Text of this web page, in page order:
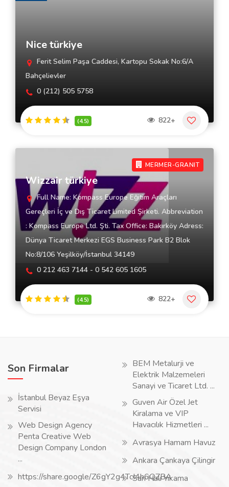
Nice türkiye
Ferit Selim Paşa Caddesi, Kartopu Sokak No:6/A
Bahçelievler
0 (212) 505 5758
(4.5) 822+
MERMER-GRANIT
Wizzair türkiye
Full Name: Kompass Europe Eğitim Araçları
Gereçleri İç ve Dış Ticaret Limited Şirketi. Abbreviation
: Kompass Europe Ltd. Şti. Tax Office: Bakırköy Adress:
Dünya Ticaret Merkezi EGS Business Park B2 Blok
No:8/106 Yeşilköy/İstanbul 34149
0 212 463 7144 - 0 542 605 1605
(4.5) 822+
Son Firmalar
İstanbul Beyaz Eşya
Servisi
Web Design Agency
Penta Creative Web
Design Company London
...
https://share.google/Z6gY2g4TcI4h6QZBA
BEM Metalurji ve
Elektrik Malzemeleri
Sanayi ve Ticaret Ltd. ...
Guven Air Özel Jet
Kiralama ve VIP
Havacılık Hizmetleri ...
Avrasya Hamam Havuz
Ankara Çankaya Çilingir
Sarı Halı Yıkama